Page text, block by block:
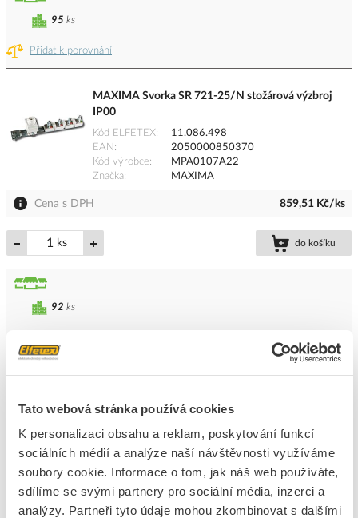
Tato webová stránka používá cookies
K personalizaci obsahu a reklam, poskytování funkcí
sociálních médií a analýze naší návštěvnosti využíváme
soubory cookie. Informace o tom, jak náš web používáte,
sdílíme se svými partnery pro sociální média, inzerci a
analýzy. Partneři tyto údaje mohou zkombinovat s dalšími
Přidat k porovnání
95 ks
MAXIMA Svorka SR 721-25/N stožárová výzbroj
IP00
Kód ELFETEX
11.086.498
EAN
2050000850370
Kód výrobce
MPA0107A22
Značka
MAXIMA
Cena s DPH 859,51 Kč/ks
ks do košíku
92 ks
EAN
4744397021809
Kód výrobce
SVE01
Cena s DPH 544,55 Kč/ks